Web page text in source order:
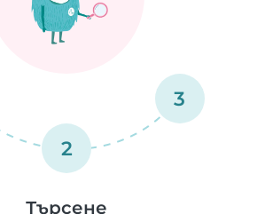
2
3
Търсене